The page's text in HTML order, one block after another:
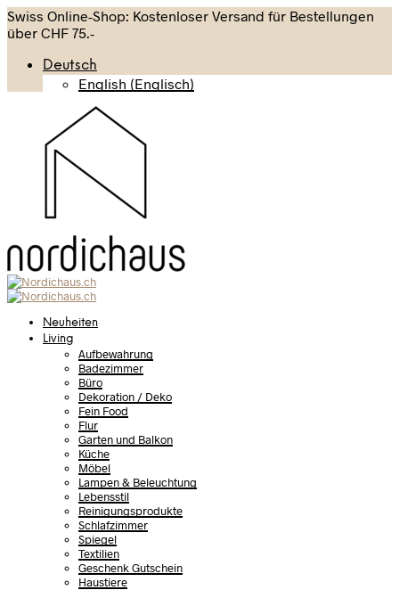
Swiss Online-Shop: Kostenloser Versand für Bestellungen
über CHF 75.-
Deutsch
English (Englisch)
Neuheiten
Living
Aufbewahrung
Badezimmer
Büro
Dekoration / Deko
Fein Food
Flur
Garten und Balkon
Küche
Möbel
Lampen & Beleuchtung
Lebensstil
Reinigungsprodukte
Schlafzimmer
Spiegel
Textilien
Geschenk Gutschein
Haustiere